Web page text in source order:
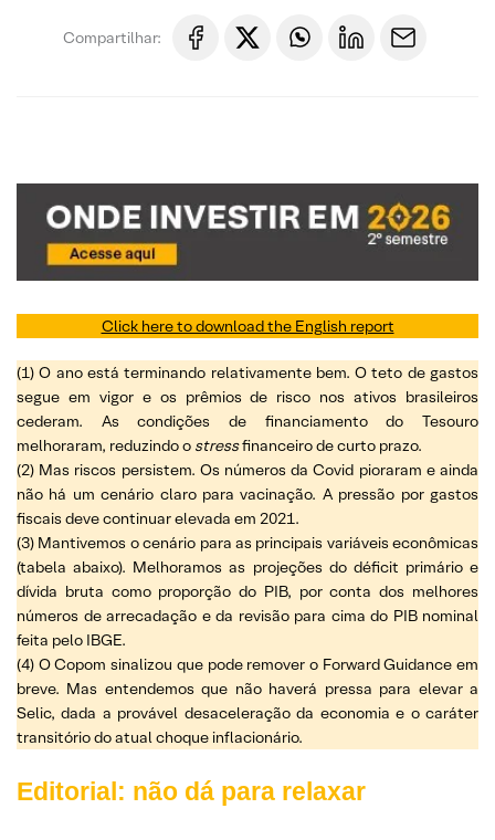
Compartilhar:
Click here to download the English report
(1) O ano está terminando relativamente bem. O teto de gastos
segue em vigor e os prêmios de risco nos ativos brasileiros
cederam. As condições de financiamento do Tesouro
melhoraram, reduzindo o stressfinanceiro de curto prazo.
(2) Mas riscos persistem. Os números da Covid pioraram e ainda
não há um cenário claro para vacinação. A pressão por gastos
fiscais deve continuar elevada em 2021.
(3) Mantivemos o cenário para as principais variáveis econômicas
(tabela abaixo). Melhoramos as projeções do déficit primário e
dívida bruta como proporção do PIB, por conta dos melhores
números de arrecadação e da revisão para cima do PIB nominal
feita pelo IBGE.
(4) O Copom sinalizou que pode remover o Forward Guidance em
breve. Mas entendemos que não haverá pressa para elevar a
Selic, dada a provável desaceleração da economia e o caráter
transitório do atual choque inflacionário.
Editorial: não dá para relaxar